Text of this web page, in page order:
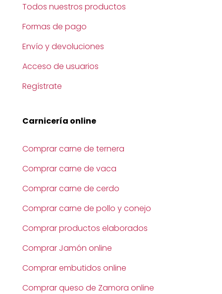
Todos nuestros productos
Formas de pago
Envío y devoluciones
Acceso de usuarios
Regístrate
Carnicería online
Comprar carne de ternera
Comprar carne de vaca
Comprar carne de cerdo
Comprar carne de pollo y conejo
Comprar productos elaborados
Comprar Jamón online
Comprar embutidos online
Comprar queso de Zamora online